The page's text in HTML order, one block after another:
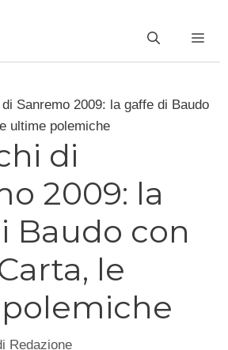
Sanremo 2009: la gaffe di Baudo
ultime polemiche
di
2009: la
Baudo con
le
Redazione